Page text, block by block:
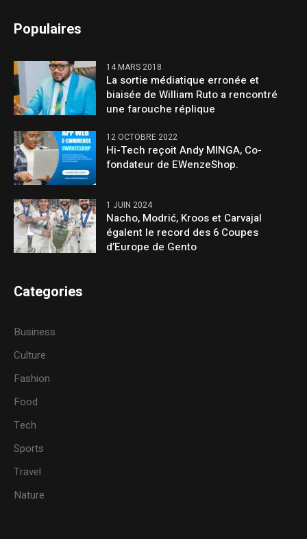
Populaires
14 MARS 2018
La sortie médiatique erronée et
biaisée de William Ruto a rencontré
une farouche réplique
12 OCTOBRE 2022
Hi-Tech reçoit Andy MINGA, Co-
fondateur de EWenzeShop.
1 JUIN 2024
Nacho, Modrić, Kroos et Carvajal
égalent le record des 6 Coupes
d’Europe de Gento
Categories
Business
Culture
Fashion
Food
Tech
Sports
Travel
Nature